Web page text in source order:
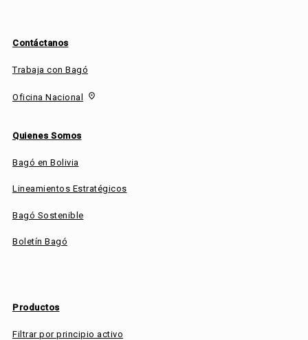
Contáctanos
Trabaja con Bagó
Oficina Nacional fmd_good
Quienes Somos
Bagó en Bolivia
Lineamientos Estratégicos
Bagó Sostenible
Boletín Bagó
Productos
Filtrar por principio activo